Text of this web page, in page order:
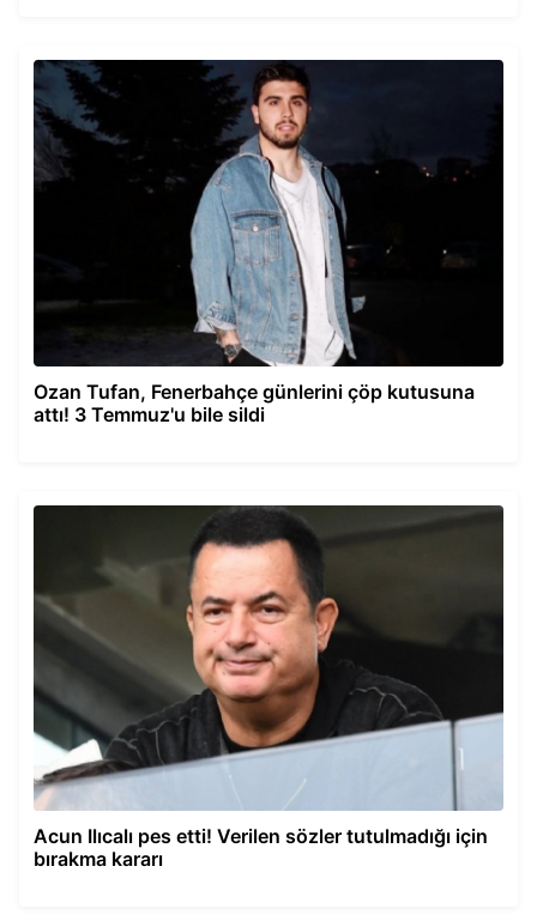
Ozan Tufan, Fenerbahçe günlerini çöp kutusuna
attı! 3 Temmuz'u bile sildi
Acun Ilıcalı pes etti! Verilen sözler tutulmadığı için
bırakma kararı